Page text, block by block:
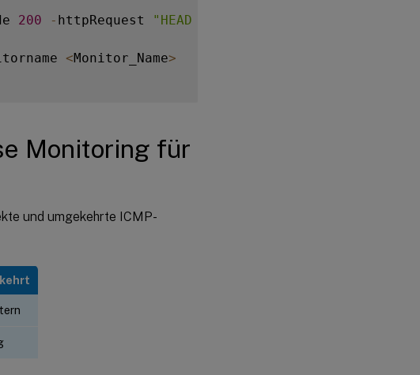
200 - httpRequest "HEAD /"
<Monitor_Name>
Monitoring für
und umgekehrte ICMP-